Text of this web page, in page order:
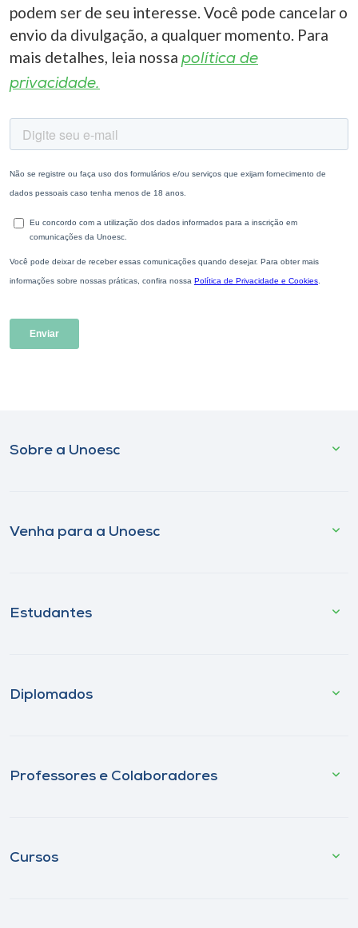
podem ser de seu interesse. Você pode cancelar o
envio da divulgação, a qualquer momento. Para
mais detalhes, leia nossa política de
privacidade.
Sobre a Unoesc
Venha para a Unoesc
Estudantes
Diplomados
Professores e Colaboradores
Cursos